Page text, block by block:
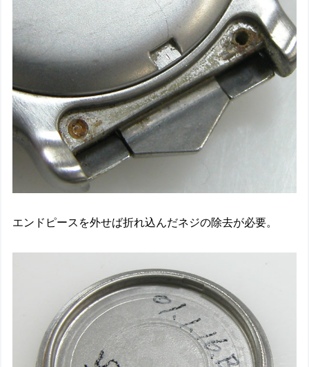
エンドピースを外せば折れ込んだネジの除去が必要。